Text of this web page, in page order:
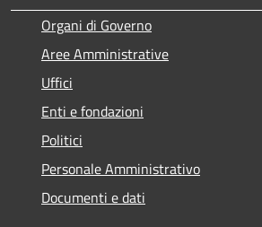
Organi di Governo
Aree Amministrative
Uffici
Enti e fondazioni
Politici
Personale Amministrativo
Documenti e dati